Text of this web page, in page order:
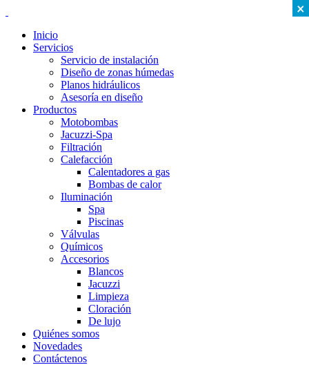
Inicio
Servicios
Servicio de instalación
Diseño de zonas húmedas
Planos hidráulicos
Asesoría en diseño
Productos
Motobombas
Jacuzzi-Spa
Filtración
Calefacción
Calentadores a gas
Bombas de calor
Iluminación
Spa
Piscinas
Válvulas
Químicos
Accesorios
Blancos
Jacuzzi
Limpieza
Cloración
De lujo
Quiénes somos
Novedades
Contáctenos
×